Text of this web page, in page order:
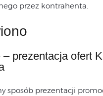
przez kontrahenta.
– prezentacja ofert
sposób prezentacji